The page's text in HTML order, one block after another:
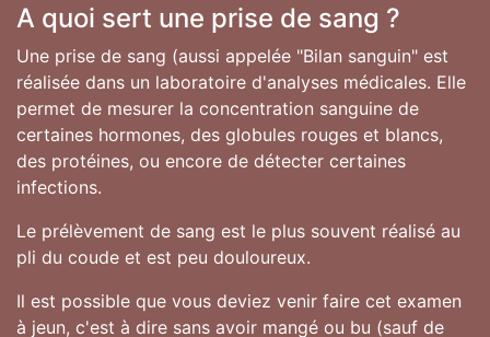
A quoi sert une prise de sang ?
Une prise de sang (aussi appelée "Bilan sanguin" est
réalisée dans un laboratoire d'analyses médicales. Elle
permet de mesurer la concentration sanguine de
certaines hormones, des globules rouges et blancs,
des protéines, ou encore de détecter certaines
infections.
Le prélèvement de sang est le plus souvent réalisé au
pli du coude et est peu douloureux.
Il est possible que vous deviez venir faire cet examen
à jeun, c'est à dire sans avoir mangé ou bu (sauf de